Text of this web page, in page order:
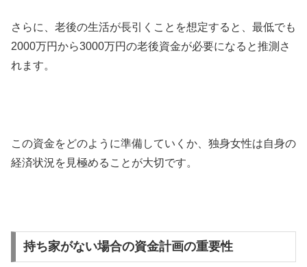
さらに、老後の生活が長引くことを想定すると、最低でも
2000万円から3000万円の老後資金が必要になると推測さ
れます。
この資金をどのように準備していくか、独身女性は自身の
経済状況を見極めることが大切です。
持ち家がない場合の資金計画の重要性